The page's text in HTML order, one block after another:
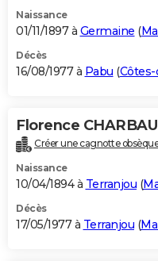
Naissance
01/11/1897 à Germaine (
Décès
16/08/1977 à Pabu (
Florence
Créer une cagnotte
Naissance
10/04/1894 à Terranjou (
Décès
17/05/1977 à Terranjou (